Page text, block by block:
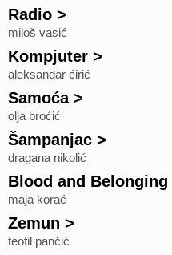
Radio >
miloš vasić
Kompjuter >
aleksandar ćirić
Samoća>
olja broćić
Šampanjac >
dragana nikolić
Blood and Belonging
maja korać
Zemun >
teofil pančić